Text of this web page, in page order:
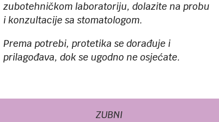
zubotehničkom laboratoriju, dolazite na probu
i konzultacije sa stomatologom.
Prema potrebi, protetika se dorađuje i
prilagođava, dok se ugodno ne osjećate.
ZUBNI